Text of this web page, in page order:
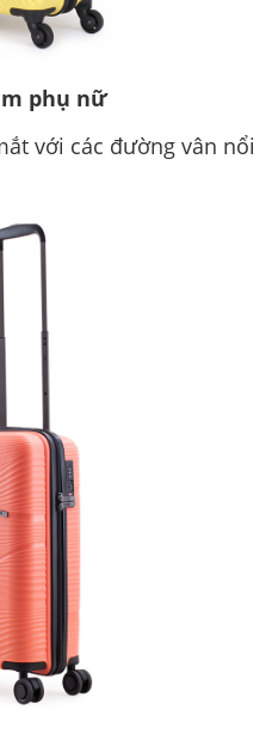
phụ nữ
với các đường vân nổi